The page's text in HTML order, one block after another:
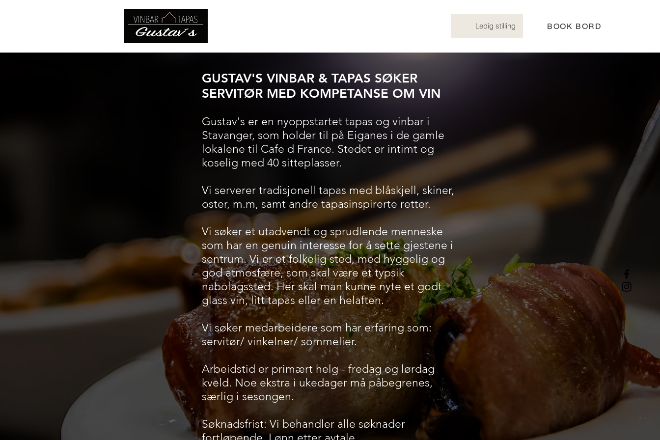
Ledig stilling BOOK BORD
GUSTAV'S VINBAR & TAPAS SØKER
SERVITØR MED KOMPETANSE OM VIN
Gustav's er en nyoppstartet tapas og vinbar i
Stavanger, som holder til på Eiganes i de gamle
lokalene til Cafe d France. Stedet er intimt og
koselig med 40 sitteplasser.
Vi serverer tradisjonell tapas med blåskjell, skiner,
oster, m.m, samt andre tapasinspirerte retter.
Vi søker et utadvendt og sprudlende menneske
som har en genuin interesse for å sette gjestene i
sentrum. Vi er et folkelig sted, med hyggelig og
god atmosfære, som skal være et typsik
nabolagssted. Her skal man kunne nyte et godt
glass vin, litt tapas eller en helaften.
Vi søker medarbeidere som har erfaring som:
servitør/ vinkelner/ sommelier.
Arbeidstid er primært helg - fredag og lørdag
kveld. Noe ekstra i ukedager må påbegrenes,
særlig i sesongen.
Søknadsfrist: Vi behandler alle søknader